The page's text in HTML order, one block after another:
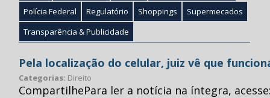
Polícia Federal
Regulatório Shoppings
Supermecados
Transparência & Publicidade
Pela localização do celular, juiz vê que
Categorias: Direito
CompartilhePara ler a notícia na íntegra,